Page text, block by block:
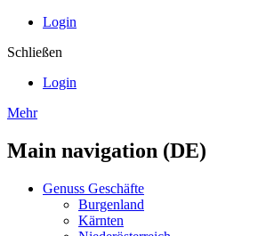
Login
Schließen
Login
Mehr
Main navigation (DE)
Genuss Geschäfte
Burgenland
Kärnten